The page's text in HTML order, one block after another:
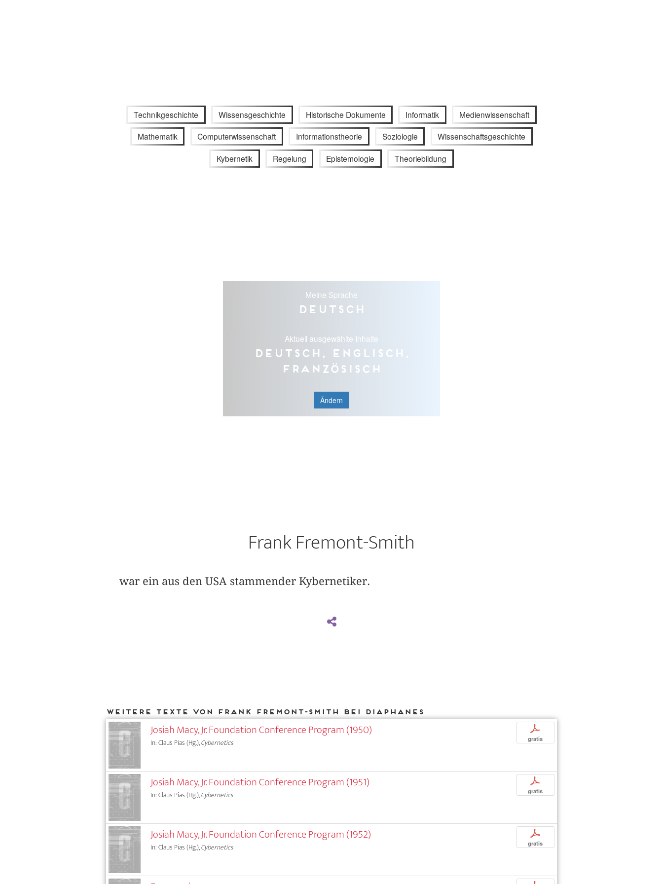
Technikgeschichte Wissensgeschichte Historische Dokumente Informatik Medienwissenschaft
Mathematik Computerwissenschaft Informationstheorie Soziologie Wissenschaftsgeschichte
Kybernetik Regelung Epistemologie Theoriebildung
Meine Sprache
Deutsch
Aktuell ausgewählte Inhalte
Deutsch, Englisch,
Französisch
Ändern
Frank Fremont-Smith
war ein aus den USA stammender Kybernetiker.
Weitere Texte von Frank Fremont-Smith bei DIAPHANES
Josiah Macy, Jr. Foundation Conference Program (1950)
In: Claus Pias (Hg.),Cybernetics
p
gratis
Josiah Macy, Jr. Foundation Conference Program (1951)
In: Claus Pias (Hg.),Cybernetics
p
gratis
Josiah Macy, Jr. Foundation Conference Program (1952)
In: Claus Pias (Hg.),Cybernetics
p
gratis